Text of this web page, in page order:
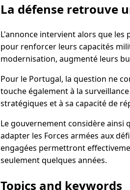
La défense retrouve
L'annonce intervient alors que les
pour renforcer leurs capacités
modernisation, augmenté leurs
Pour le Portugal, la question ne
touche également à la
stratégiques et à sa capacité de
Le gouvernement considère ainsi
adapter les Forces armées aux
engagées permettront
seulement quelques années.
Topics and keywords